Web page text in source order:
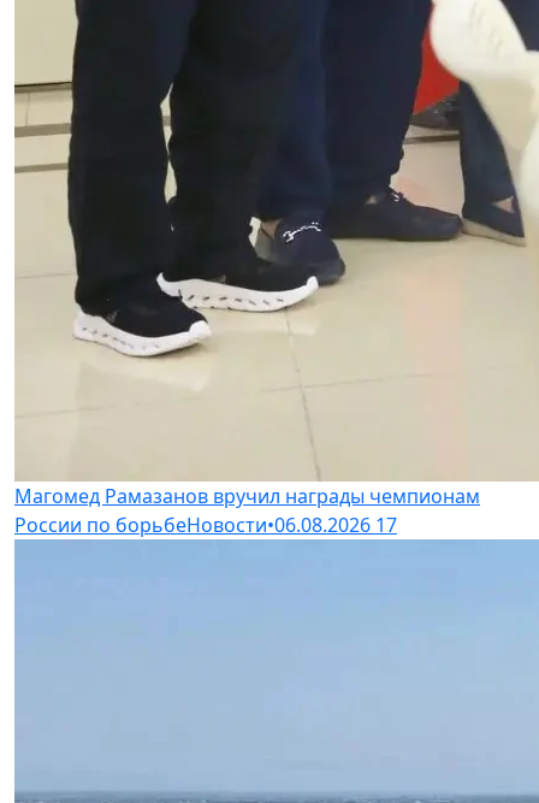
Магомед Рамазанов вручил награды чемпионам
России по борьбеНовости•06.08.2026 17